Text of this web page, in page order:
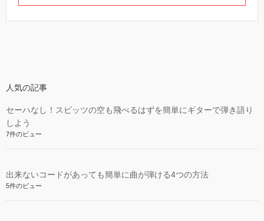
人気の記事
セーハなし！スピッツの空も飛べるはずを簡単にギターで弾き語り
しよう
7件のビュー
出来ないコードがあっても簡単に曲が弾ける4つの方法
5件のビュー